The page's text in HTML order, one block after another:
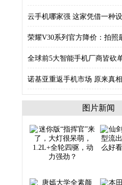
云手机哪家强 这家凭借一种
荣耀V30系列官方降价：拍照
全球前5大智能手机厂商皆砍
诺基亚重返手机市场 原来真
图片新闻